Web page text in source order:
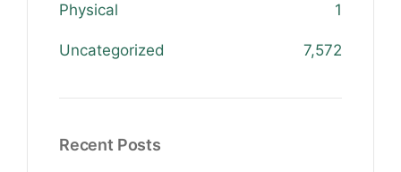
Physical 1
Uncategorized 7,572
Recent Posts